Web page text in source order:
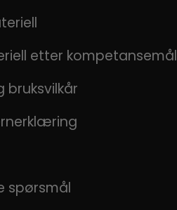
etter kompetansemål
bruksvilkår
spørsmål